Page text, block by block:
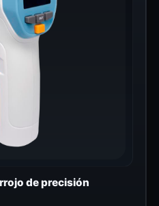
de precisión